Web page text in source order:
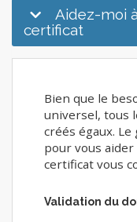
Aidez-moi
certificat
Bien que le
universel, tous
créés égaux.
pour vous
certificat vous
Validation du